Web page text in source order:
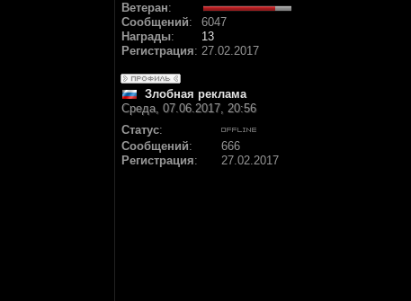
Ветеран:
Сообщений:
6047
Награды:
13
Регистрация: 27.02.2017
Злобная реклама
Среда, 07.06.2017, 20:56
Статус:
Сообщений:
666
Регистрация: 27.02.2017